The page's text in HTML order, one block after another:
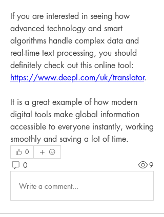
If you are interested in seeing how
advanced technology and smart
algorithms handle complex data and
real-time text processing, you should
https://www.deepl.com/uk/translator.
It is a great example of how modern
digital tools make global information
accessible to everyone instantly, working
smoothly and saving a lot of time.
0
0 9
Write a comment...